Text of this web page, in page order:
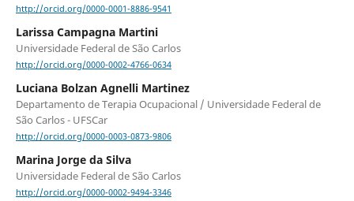
http://orcid.org/0000-0001-8886-9541
Larissa Campagna Martini
Universidade Federal de São Carlos
http://orcid.org/0000-0002-4766-0634
Luciana Bolzan Agnelli Martinez
Departamento de Terapia Ocupacional / Universidade Federal de
São Carlos - UFSCar
http://orcid.org/0000-0003-0873-9806
Marina Jorge da Silva
Universidade Federal de São Carlos
http://orcid.org/0000-0002-9494-3346